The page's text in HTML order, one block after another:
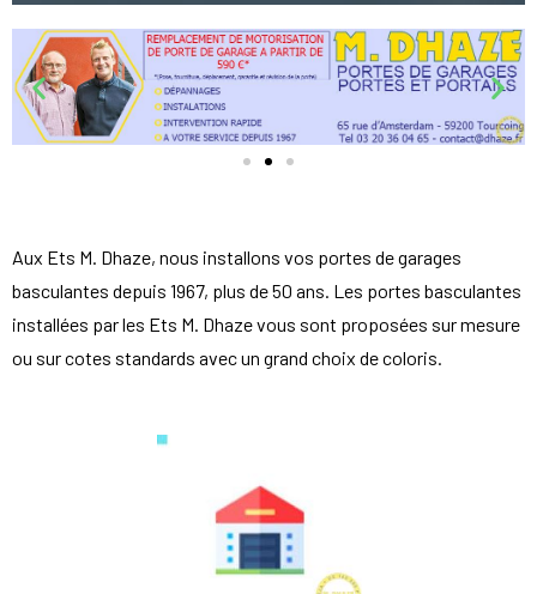
Aux Ets M. Dhaze, nous installons vos portes de garages
basculantes depuis 1967, plus de 50 ans. Les portes basculantes
installées par les Ets M. Dhaze vous sont proposées sur mesure
ou sur cotes standards avec un grand choix de coloris.